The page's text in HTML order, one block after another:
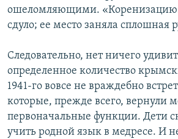
ошеломляющими.
сдуло; ее место заняла сплошная
Следовательно, нет ничего
определенное количество
1941-го вовсе не враждебно
которые, прежде всего, вернули
первоначальные функции. Дети
учить родной язык в медресе. И